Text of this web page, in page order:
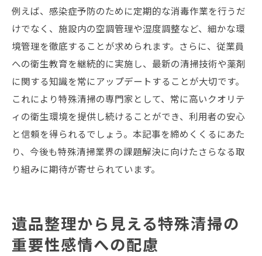
例えば、感染症予防のために定期的な消毒作業を行うだ
けでなく、施設内の空調管理や湿度調整など、細かな環
境管理を徹底することが求められます。さらに、従業員
への衛生教育を継続的に実施し、最新の清掃技術や薬剤
に関する知識を常にアップデートすることが大切です。
これにより特殊清掃の専門家として、常に高いクオリテ
ィの衛生環境を提供し続けることができ、利用者の安心
と信頼を得られるでしょう。本記事を締めくくるにあた
り、今後も特殊清掃業界の課題解決に向けたさらなる取
り組みに期待が寄せられています。
遺品整理から見える特殊清掃の
重要性感情への配慮